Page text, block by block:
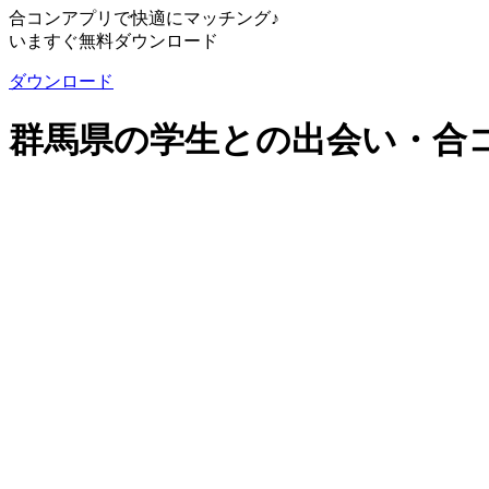
合コンアプリで快適にマッチング♪
いますぐ無料ダウンロード
ダウンロード
群馬県の学生との出会い・合